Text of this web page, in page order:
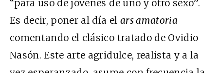
“para uso de jóvenes de uno y otro sexo”.
Es decir, poner al día el ars amatoria
comentando el clásico tratado de Ovidio
Nasón. Este arte agridulce, realista y a la